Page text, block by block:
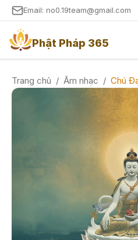
Email: no0.19team@gmail.com
Phật Pháp 365
Trang chủ / Âm nhạc / Chú